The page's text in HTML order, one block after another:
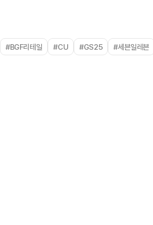
#BGF리테일 #CU #GS25 #세븐일레븐